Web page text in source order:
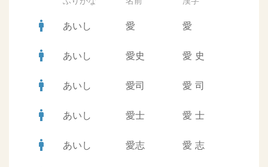
man あいし 愛 愛
man あいし 愛史 愛 史
man あいし 愛司 愛 司
man あいし 愛士 愛 士
man あいし 愛志 愛 志